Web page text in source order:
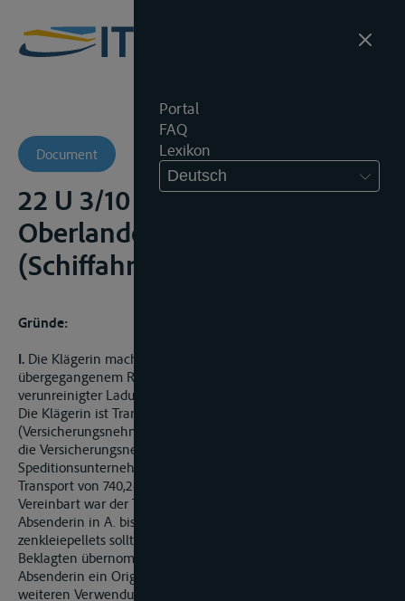
Portal
FAQ
Lexikon
Deutsch
Document
22 U 3/10 BSch -
Oberlandesgericht
(Schiffahrtsobergericht)
Gründe:
I. Die Klägerin macht gegenüber der Beklagten aus
übergegangenem Recht Schadensersatzansprüche wegen
verunreinigter Ladung geltend.
Die Klägerin ist Transportversicherer der Firma X
(Versicherungsnehmerin/Absenderin). Am 16.3.2009 schlossen
die Versicherungsnehmerin und das beklagte Transport- und
Speditionsunternehmen Y einen Frachtvertrag über den
Transport von 740,260 Tonnen Weizenkleiepellets (Tier-futter).
Vereinbart war der Transport per Binnenschiff von der
Absenderin in A. bis nach Rotterdam am 18.3.2009. Die Wei-
zenkleiepellets sollten lose zur Verfrachtung von der
Beklagten übernommen werden. Die Beklagte händigte der
Absenderin ein Original-Konnossement und eine Kopie zur
weiteren Verwendung aus. Die Beklagte führte den Transport